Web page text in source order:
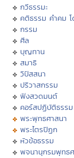
กวีธรรมะ
คติธรรม คำคม โ
กรรม
ศีล
บุญทาน
สมาธิ
วิปัสสนา
ปริวาสกรรม
ฟังสวดมนต์
คอร์สปฏิบัติธรรม
พระพุทธศาสนา
พระไตรปิฏก
หัวข้อธรรม
พจนานุกรมพุทธ